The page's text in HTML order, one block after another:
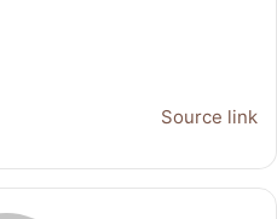
Source link